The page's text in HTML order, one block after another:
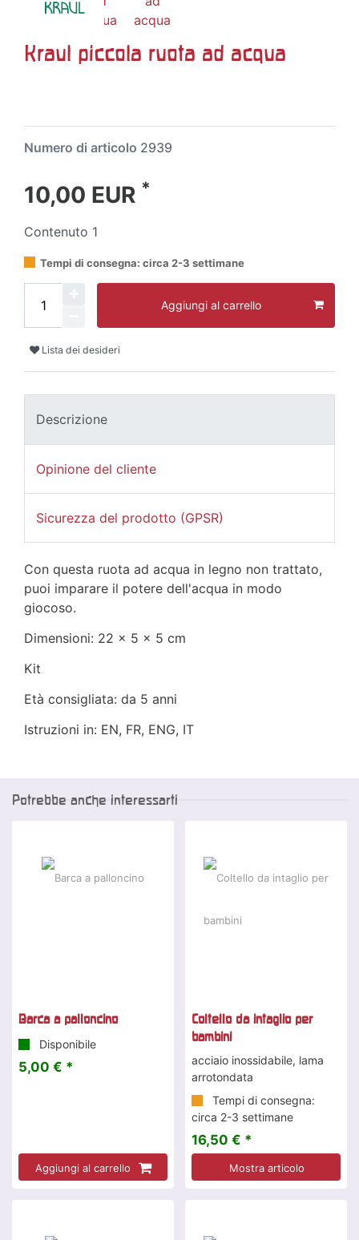
Kraul piccola ruota ad acqua
Numero di articolo 2939
10,00 EUR *
Contenuto 1
Tempi di consegna: circa 2-3 settimane
Aggiungi al carrello
Lista dei desideri
Descrizione
Opinione del cliente
Sicurezza del prodotto (GPSR)
Con questa ruota ad acqua in legno non trattato,
puoi imparare il potere dell'acqua in modo
giocoso.
Dimensioni: 22 × 5 × 5 cm
Kit
Età consigliata: da 5 anni
Istruzioni in: EN, FR, ENG, IT
Potrebbe anche interessarti
Barca a palloncino
Disponibile
5,00 € *
Aggiungi al carrello
Coltello da intaglio per
bambini
acciaio inossidabile, lama
arrotondata
Tempi di consegna:
circa 2-3 settimane
16,50 € *
Mostra articolo